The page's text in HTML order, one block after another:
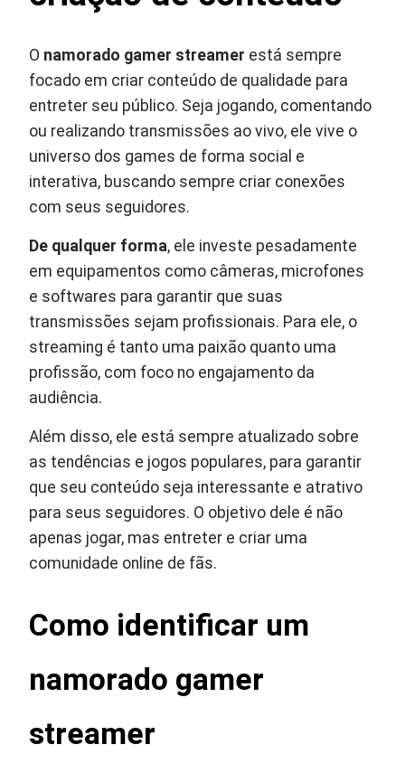
O namorado gamer streamer está sempre
focado em criar conteúdo de qualidade para
entreter seu público. Seja jogando, comentando
ou realizando transmissões ao vivo, ele vive o
universo dos games de forma social e
interativa, buscando sempre criar conexões
com seus seguidores.
De qualquer forma, ele investe pesadamente
em equipamentos como câmeras, microfones
e softwares para garantir que suas
transmissões sejam profissionais. Para ele, o
streaming é tanto uma paixão quanto uma
profissão, com foco no engajamento da
audiência.
Além disso, ele está sempre atualizado sobre
as tendências e jogos populares, para garantir
que seu conteúdo seja interessante e atrativo
para seus seguidores. O objetivo dele é não
apenas jogar, mas entreter e criar uma
comunidade online de fãs.
Como identificar um
namorado gamer
streamer